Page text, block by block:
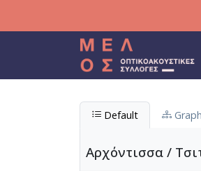
Default Graph
Αρχόντισσα /